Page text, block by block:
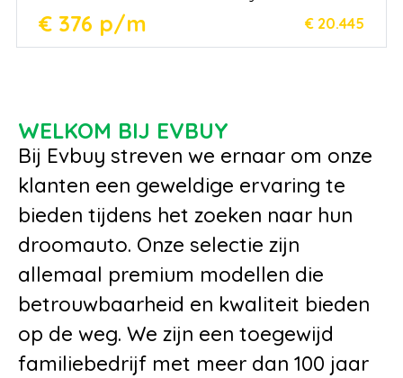
€ 376 p/m € 20.445
WELKOM BIJ EVBUY
Bij Evbuy streven we ernaar om onze
klanten een geweldige ervaring te
bieden tijdens het zoeken naar hun
droomauto. Onze selectie zijn
allemaal premium modellen die
betrouwbaarheid en kwaliteit bieden
op de weg. We zijn een toegewijd
familiebedrijf met meer dan 100 jaar